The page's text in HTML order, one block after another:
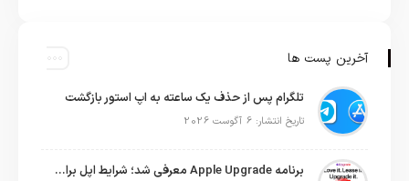
آخرین پست ها
تلگرام پس از حذف یک ساعته به اپ استور بازگشت
تاریخ انتشار: 6 آگوست 2026
برنامه Apple Upgrade معرفی شد؛ شرایط اپل برای اجاره آیفون، آیپد، مک و اپل واچ